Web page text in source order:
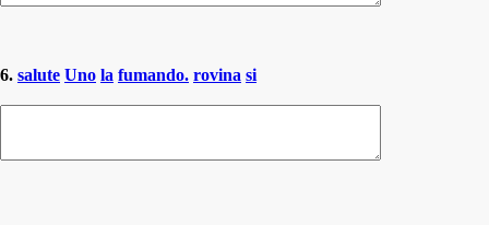
6. salute Uno la fumando. rovina si